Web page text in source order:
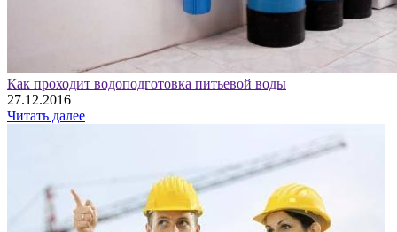
Как проходит водоподготовка питьевой воды
27.12.2016
Читать далее